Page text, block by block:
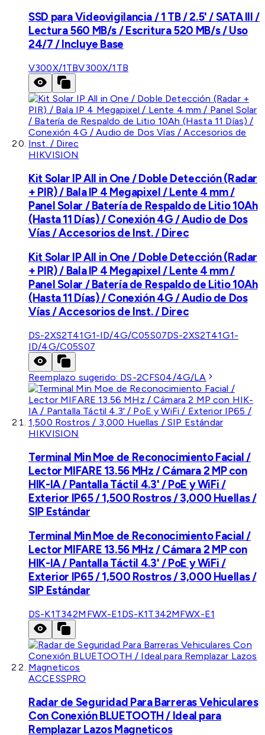
SSD para Videovigilancia / 1 TB / 2.5' / SATA III /
Lectura 560 MB/s / Escritura 520 MB/s / Uso
24/7 / Incluye Base
V300X/1TBV300X/1TB
HIKVISION
Kit Solar IP All in One / Doble Detección (Radar
+ PIR) / Bala IP 4 Megapixel / Lente 4 mm /
Panel Solar / Batería de Respaldo de Litio 10Ah
(Hasta 11 Días) / Conexión 4G / Audio de Dos
Vías / Accesorios de Inst. / Direc
Kit Solar IP All in One / Doble Detección (Radar
+ PIR) / Bala IP 4 Megapixel / Lente 4 mm /
Panel Solar / Batería de Respaldo de Litio 10Ah
(Hasta 11 Días) / Conexión 4G / Audio de Dos
Vías / Accesorios de Inst. / Direc
DS-2XS2T41G1-ID/4G/C05S07DS-2XS2T41G1-
ID/4G/C05S07
Reemplazo sugerido: DS-2CFS04/4G/LA
HIKVISION
Terminal Min Moe de Reconocimiento Facial /
Lector MIFARE 13.56 MHz / Cámara 2 MP con
HIK-IA / Pantalla Táctil 4.3' / PoE y WiFi /
Exterior IP65 / 1,500 Rostros / 3,000 Huellas /
SIP Estándar
Terminal Min Moe de Reconocimiento Facial /
Lector MIFARE 13.56 MHz / Cámara 2 MP con
HIK-IA / Pantalla Táctil 4.3' / PoE y WiFi /
Exterior IP65 / 1,500 Rostros / 3,000 Huellas /
SIP Estándar
DS-K1T342MFWX-E1 DS-K1T342MFWX-E1
ACCESSPRO
Radar de Seguridad Para Barreras Vehiculares
Con Conexión BLUETOOTH / Ideal para
Remplazar Lazos Magneticos